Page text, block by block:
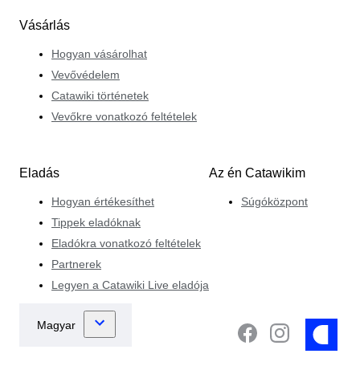
Vásárlás
Hogyan vásárolhat
Vevővédelem
Catawiki történetek
Vevőkre vonatkozó feltételek
Eladás
Hogyan értékesíthet
Tippek eladóknak
Eladókra vonatkozó feltételek
Partnerek
Legyen a Catawiki Live eladója
Az én Catawikim
Súgóközpont